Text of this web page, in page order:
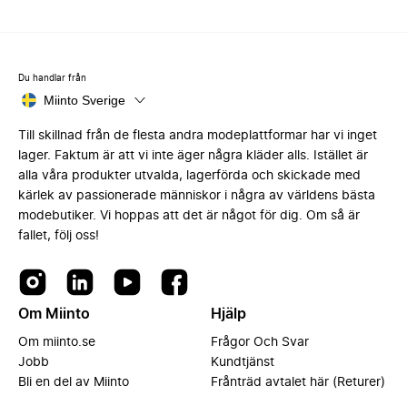
Du handlar från
Miinto Sverige
Till skillnad från de flesta andra modeplattformar har vi inget
lager. Faktum är att vi inte äger några kläder alls. Istället är
alla våra produkter utvalda, lagerförda och skickade med
kärlek av passionerade människor i några av världens bästa
modebutiker. Vi hoppas att det är något för dig. Om så är
fallet, följ oss!
Om Miinto
Om miinto.se
Jobb
Bli en del av Miinto
Hjälp
Frågor Och Svar
Kundtjänst
Frånträd avtalet här (Returer)